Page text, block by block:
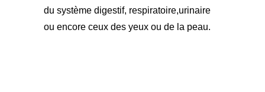
du système digestif, respiratoire,urinaire
ou encore ceux des yeux ou de la peau.